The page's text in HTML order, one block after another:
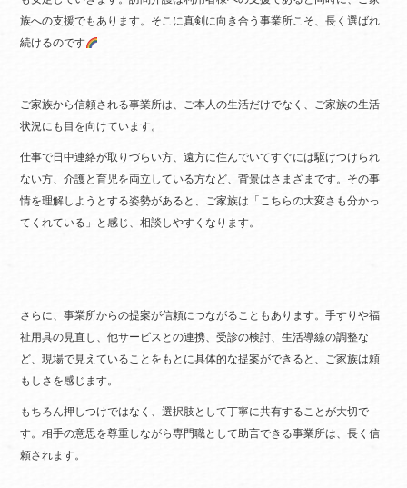
族への支援でもあります。そこに真剣に向き合う事業所こそ、長く選ばれ
続けるのです
ご家族から信頼される事業所は、ご本人の生活だけでなく、ご家族の生活
状況にも目を向けています。
仕事で日中連絡が取りづらい方、遠方に住んでいてすぐには駆けつけられ
ない方、介護と育児を両立している方など、背景はさまざまです。その事
情を理解しようとする姿勢があると、ご家族は「こちらの大変さも分かっ
てくれている」と感じ、相談しやすくなります。
さらに、事業所からの提案が信頼につながることもあります。手すりや福
祉用具の見直し、他サービスとの連携、受診の検討、生活導線の調整な
ど、現場で見えていることをもとに具体的な提案ができると、ご家族は頼
もしさを感じます。
もちろん押しつけではなく、選択肢として丁寧に共有することが大切で
す。相手の意思を尊重しながら専門職として助言できる事業所は、長く信
頼されます。